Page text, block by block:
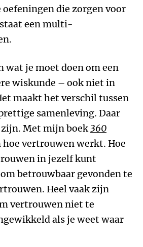
die zorgen voor
een multi-
wat je moet doen om een
wiskunde – ook niet in
maakt het verschil tussen
samenleving. Daar
Met mijn boek360
vertrouwen werkt. Hoe
in jezelf kunt
betrouwbaar gevonden te
Heel vaak zijn
vertrouwen niet te
als je weet waar